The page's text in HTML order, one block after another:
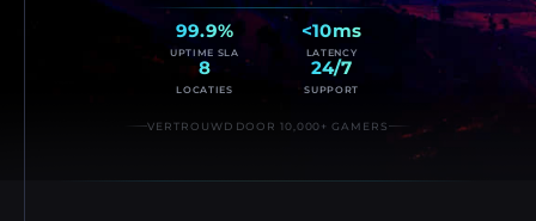
99.9%
UPTIME SLA
<10ms
LATENCY
8
LOCATIES
24/7
SUPPORT
VERTROUWD DOOR 10,000+ GAMERS